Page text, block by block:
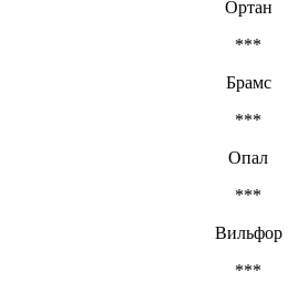
Ортан
***
Брамс
***
Опал
***
Вильфор
***